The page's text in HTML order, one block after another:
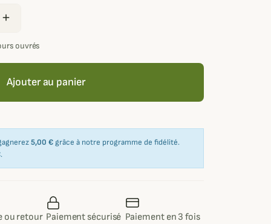
add
ouvrés
Ajouter au panier
5,00 € grâce à notre programme de fidélité.
.
ou retour Paiement sécurisé Paiement en 3 fois